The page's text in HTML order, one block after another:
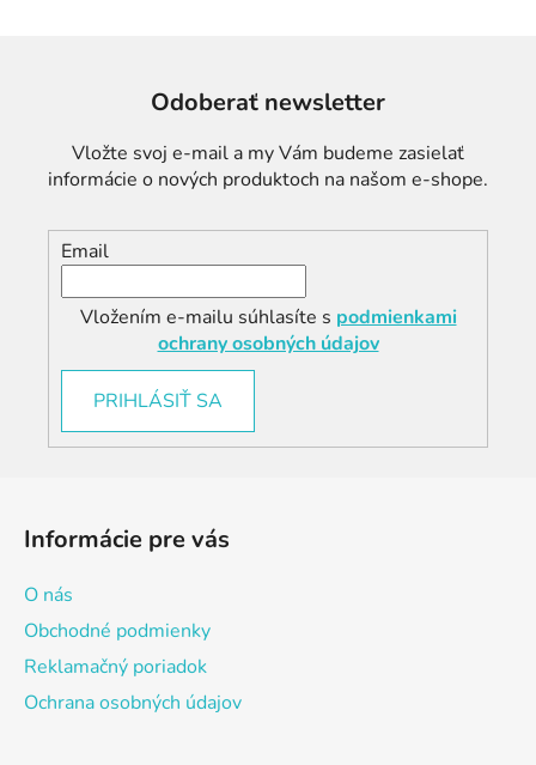
Odoberať newsletter
Vložte svoj e-mail a my Vám budeme zasielať
informácie o nových produktoch na našom e-shope.
Email
Vložením e-mailu súhlasíte s podmienkami
ochrany osobných údajov
PRIHLÁSIŤ SA
Informácie pre vás
O nás
Obchodné podmienky
Reklamačný poriadok
Ochrana osobných údajov